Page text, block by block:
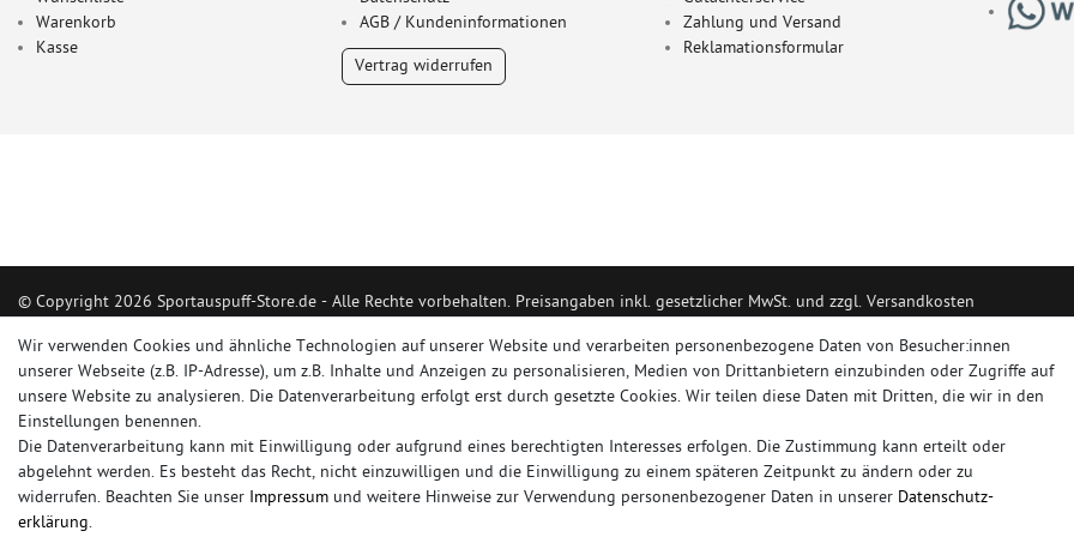
Warenkorb
Kasse
AGB / Kundeninformationen
Vertrag widerrufen
Zahlung und Versand
Reklamationsformular
© Copyright 2026 Sportauspuff-Store.de - Alle Rechte vorbehalten. Preisangaben inkl. gesetzlicher MwSt. und zzgl. Versandkosten
Das Internetportal für Sportendschalldämpfer, Komplettanlagen, Rennsportanlagen, Sportendrohre, Universalteile, Fächerkrümmer,
Ersatzrohr und Auspuffzubehör.
FOX, REMUS, FSW, FRIEDRICH MOTORSPORT, EISENMANN, ULTER SPORT, NOVUS
sportauspuff sportkat fox racing sportauspuff endrohr downpipe komplettanlage friedrich mittelschalldämpfer fächerkrümmer remus
rennsportanlage
vorschalldämpfer attrappe ulter vorschalldämpfer fsw duplex milltek
Wir verwenden Cookies und ähnliche Technologien auf unserer Website und verarbeiten personenbezogene Daten von Besucher:innen
unserer Webseite (z.B. IP-Adresse), um z.B. Inhalte und Anzeigen zu personalisieren, Medien von Drittanbietern einzubinden oder Zugriffe auf
unsere Website zu analysieren. Die Datenverarbeitung erfolgt erst durch gesetzte Cookies. Wir teilen diese Daten mit Dritten, die wir in den
Einstellungen benennen.
Die Datenverarbeitung kann mit Einwilligung oder aufgrund eines berechtigten Interesses erfolgen. Die Zustimmung kann erteilt oder
abgelehnt werden. Es besteht das Recht, nicht einzuwilligen und die Einwilligung zu einem späteren Zeitpunkt zu ändern oder zu
widerrufen. Beachten Sie unser Impressum und weitere Hinweise zur Verwendung personenbezogener Daten in unserer Daten­schutz­
erklärung.